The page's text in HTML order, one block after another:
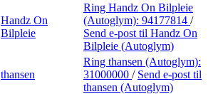
Handz On
Bilpleie
Ring Handz On Bilpleie
(Autoglym): 94177814 /
Send e-post til Handz On
Bilpleie (Autoglym)
thansen
Ring thansen (Autoglym):
31000000 / Send e-post til
thansen (Autoglym)